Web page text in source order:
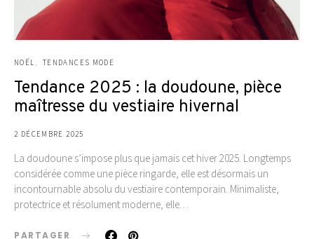
NOËL TENDANCES MODE
Tendance 2025 : la doudoune, pièce
maîtresse du vestiaire hivernal
2 DÉCEMBRE 2025
La doudoune s’impose plus que jamais cet hiver 2025. Longtemps
considérée comme une pièce ringarde, elle est désormais un
incontournable absolu du vestiaire contemporain. Minimaliste,
protectrice et résolument moderne, elle…
PARTAGER